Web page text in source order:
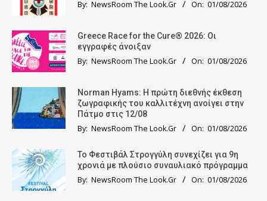
By: NewsRoom The Look.Gr On: 01/08/2026
Greece Race for the Cure® 2026: Οι
εγγραφές άνοιξαν
By: NewsRoom The Look.Gr On: 01/08/2026
Norman Hyams: Η πρώτη διεθνής έκθεση
ζωγραφικής του καλλιτέχνη ανοίγει στην
Πάτμο στις 12/08
By: NewsRoom The Look.Gr On: 01/08/2026
Το Φεστιβάλ Στρογγύλη συνεχίζει για 9η
χρονιά με πλούσιο συναυλιακό πρόγραμμα
By: NewsRoom The Look.Gr On: 01/08/2026